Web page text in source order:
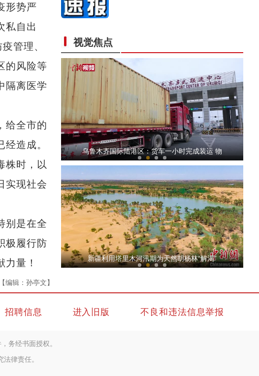
形势严
私自出
管理、
的风险等
隔离医学
给全市的
造成。
株时，以
实现社会
别是在全
极履行防
量！
【编辑：孙亭文】
视觉焦点
新疆吉木乃县：乡村采摘游成农民增收新途径
乌鲁木齐国际陆港区：货车一小时完成装运 物
葡萄酒产业正成为新疆兵团特色优势产业
新疆利用塔里木河汛期为天然胡杨林“解渴”
招聘信息 进入旧版 不良和违法信息举报
务经书面授权。
律责任。